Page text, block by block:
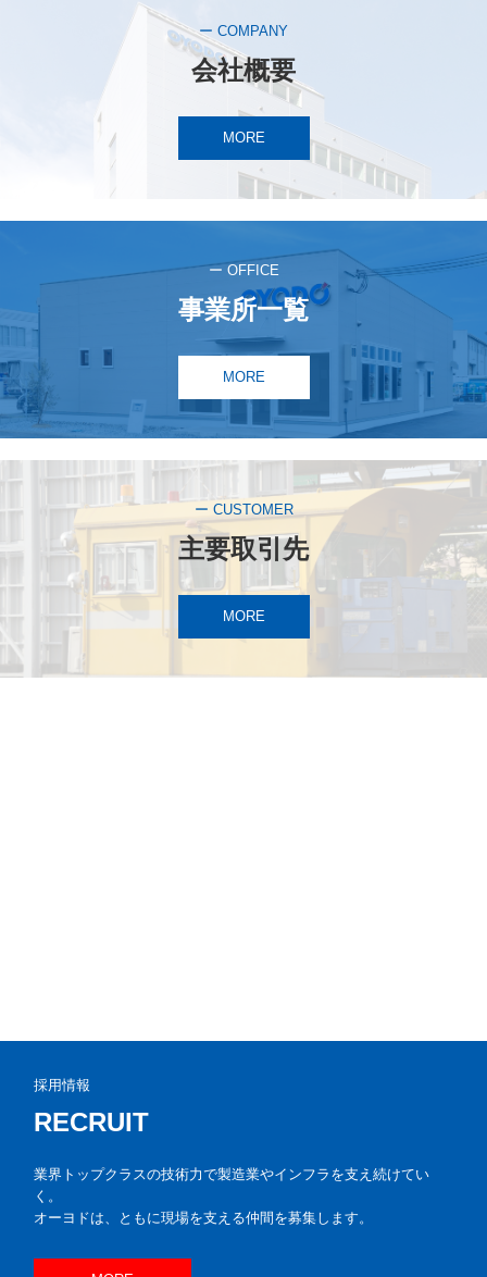
ー COMPANY
会社概要
MORE
ー OFFICE
事業所一覧
MORE
ー CUSTOMER
主要取引先
MORE
採用情報
RECRUIT
業界トップクラスの技術力で製造業やインフラを支え続けてい
く。
オーヨドは、ともに現場を支える仲間を募集します。